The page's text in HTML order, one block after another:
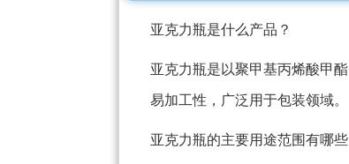
亚克力瓶是什么产品？
亚克力瓶是以聚甲基丙烯酸甲
易加工性，广泛用于包装领域。
亚克力瓶的主要用途范围有哪些